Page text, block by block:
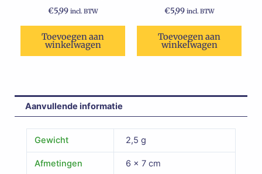
€5,99 incl. BTW
Toevoegen aan
winkelwagen
€5,99 incl. BTW
Toevoegen aan
winkelwagen
Aanvullende informatie
Gewicht 2,5 g
Afmetingen 6 × 7 cm